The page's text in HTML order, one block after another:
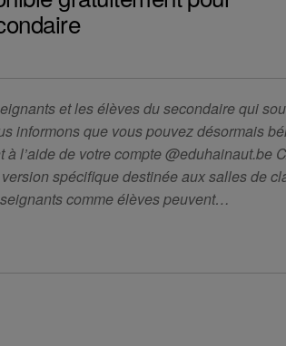
et les élèves du secondaire qui
informons que vous pouvez désormais
l’aide de votre compte @eduhainaut.be
spécifique destinée aux salles de
comme élèves peuvent…